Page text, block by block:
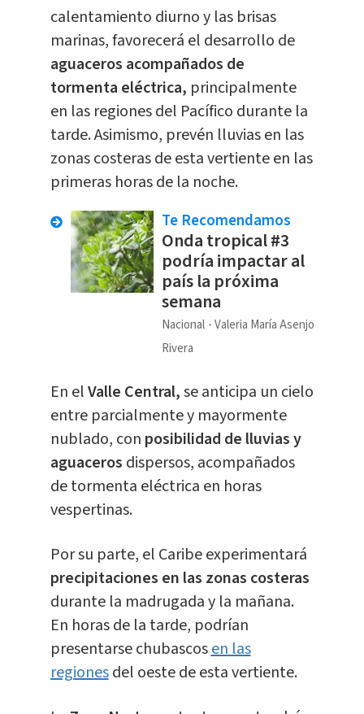
calentamiento diurno y las brisas
marinas, favorecerá el desarrollo de
aguaceros acompañados de
tormenta eléctrica, principalmente
en las regiones del Pacífico durante la
tarde. Asimismo, prevén lluvias en las
zonas costeras de esta vertiente en las
primeras horas de la noche.
Te Recomendamos
Onda tropical #3
podría impactar al
país la próxima
semana
Nacional Valeria María Asenjo
Rivera
En elValle Central,se anticipa un cielo
entre parcialmente y mayormente
nublado, con posibilidad de lluvias y
aguaceros dispersos, acompañados
de tormenta eléctrica en horas
vespertinas.
Por su parte, el Caribe experimentará
precipitaciones en las zonas costeras
durante la madrugada y la mañana.
En horas de la tarde, podrían
presentarse chubascosen las
regionesdel oeste de esta vertiente.